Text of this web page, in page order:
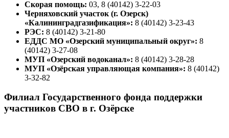
Скорая помощь: 03, 8 (40142) 3-22-03
Черняховский участок (г. Озерск)
«Калининградгазификация»: 8 (40142) 3-23-43
РЭС: 8 (40142) 3-21-80
ЕДДС МО «Озерский муниципальный округ»: 8
(40142) 3-27-08
МУП «Озерский водоканал»: 8 (40142) 3-28-28
МУП «Озёрская управляющая компания»: 8 (40142)
3-32-82
Филиал Государственного фонда поддержки
участников СВО в г. Озёрске